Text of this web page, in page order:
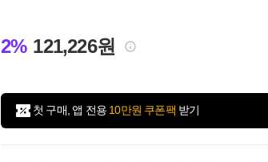
2% 121,226원
첫 구매, 앱 전용 10만원 쿠폰팩 받기